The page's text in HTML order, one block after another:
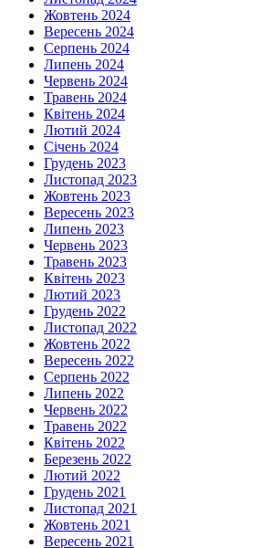
Жовтень 2024
Вересень 2024
Серпень 2024
Липень 2024
Червень 2024
Травень 2024
Квітень 2024
Лютий 2024
Січень 2024
Грудень 2023
Листопад 2023
Жовтень 2023
Вересень 2023
Липень 2023
Червень 2023
Травень 2023
Квітень 2023
Лютий 2023
Грудень 2022
Листопад 2022
Жовтень 2022
Вересень 2022
Серпень 2022
Липень 2022
Червень 2022
Травень 2022
Квітень 2022
Березень 2022
Лютий 2022
Грудень 2021
Листопад 2021
Жовтень 2021
Вересень 2021